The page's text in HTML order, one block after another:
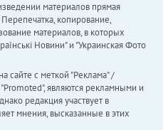
материалов прямая
копирование,
материалов, в которых
Новини" и "Украинская Фото
сайте с меткой "Реклама" /
являются рекламными и
редакция участвует в
мнения, высказанные в этих